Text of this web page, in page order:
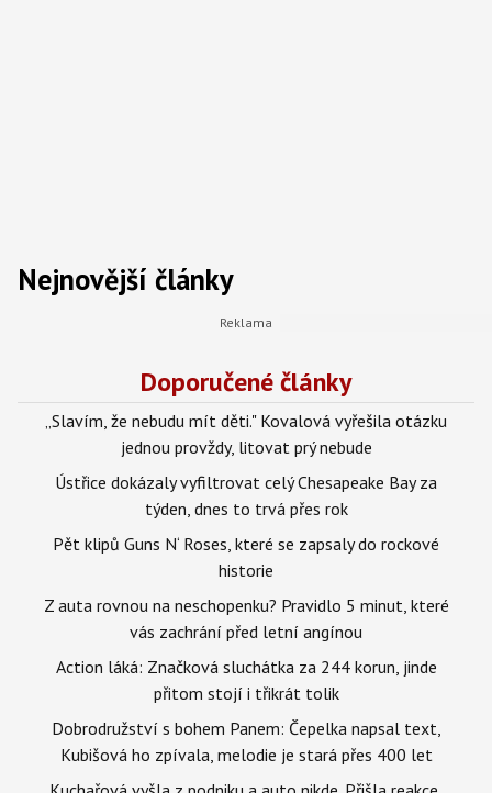
Nejnovější články
Doporučené články
„Slavím, že nebudu mít děti." Kovalová vyřešila otázku
jednou provždy, litovat prý nebude
Ústřice dokázaly vyfiltrovat celý Chesapeake Bay za
týden, dnes to trvá přes rok
Pět klipů Guns N‘ Roses, které se zapsaly do rockové
historie
Z auta rovnou na neschopenku? Pravidlo 5 minut, které
vás zachrání před letní angínou
Action láká: Značková sluchátka za 244 korun, jinde
přitom stojí i třikrát tolik
Dobrodružství s bohem Panem: Čepelka napsal text,
Kubišová ho zpívala, melodie je stará přes 400 let